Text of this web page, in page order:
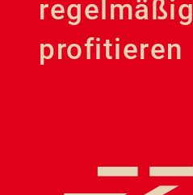
regelmäßig
profitieren